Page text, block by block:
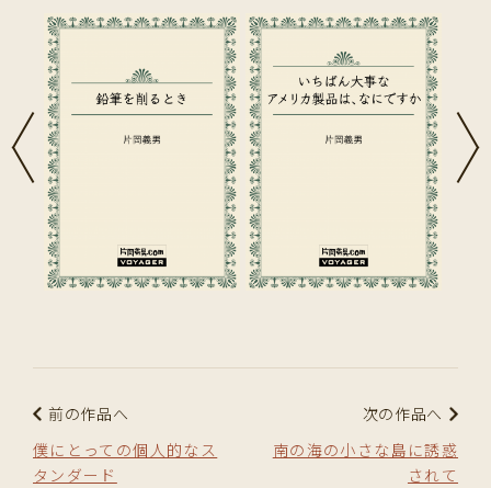
前の作品へ
僕にとっての個人的なス
タンダード
次の作品へ
南の海の小さな島に誘惑
されて